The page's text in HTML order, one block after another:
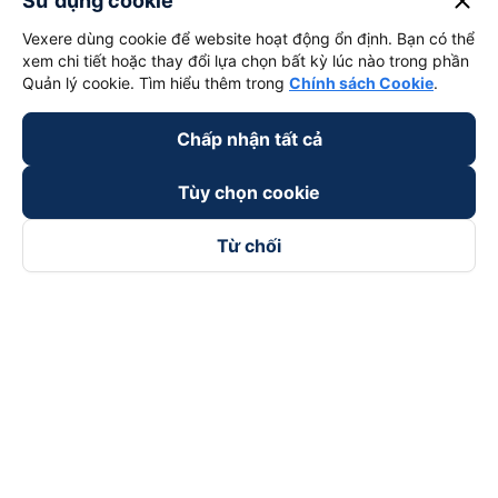
Vexere dùng cookie để website hoạt động ổn định. Bạn có thể
xem chi tiết hoặc thay đổi lựa chọn bất kỳ lúc nào trong phần
Quản lý cookie. Tìm hiểu thêm trong Chính sách Cookie.
Chấp nhận tất cả
Tùy chọn cookie
Từ chối